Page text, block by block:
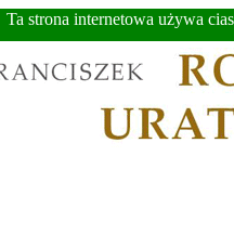
Ta strona internetowa używa